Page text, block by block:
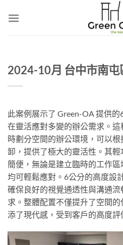
2024-10月 台中市南屯
此案例展示了 Green-OA 提供
在靈活應對多變的辦公需求。
時劃分空間的辦公環境，可以
卸，提供了極大的靈活性。其
簡便，無論是建立臨時的工作區
均可輕鬆應對。6公分的高度設
確保良好的視覺通透性與溝通
求。整體配置不僅提升了空間
添了現代感，受到客戶的高度評